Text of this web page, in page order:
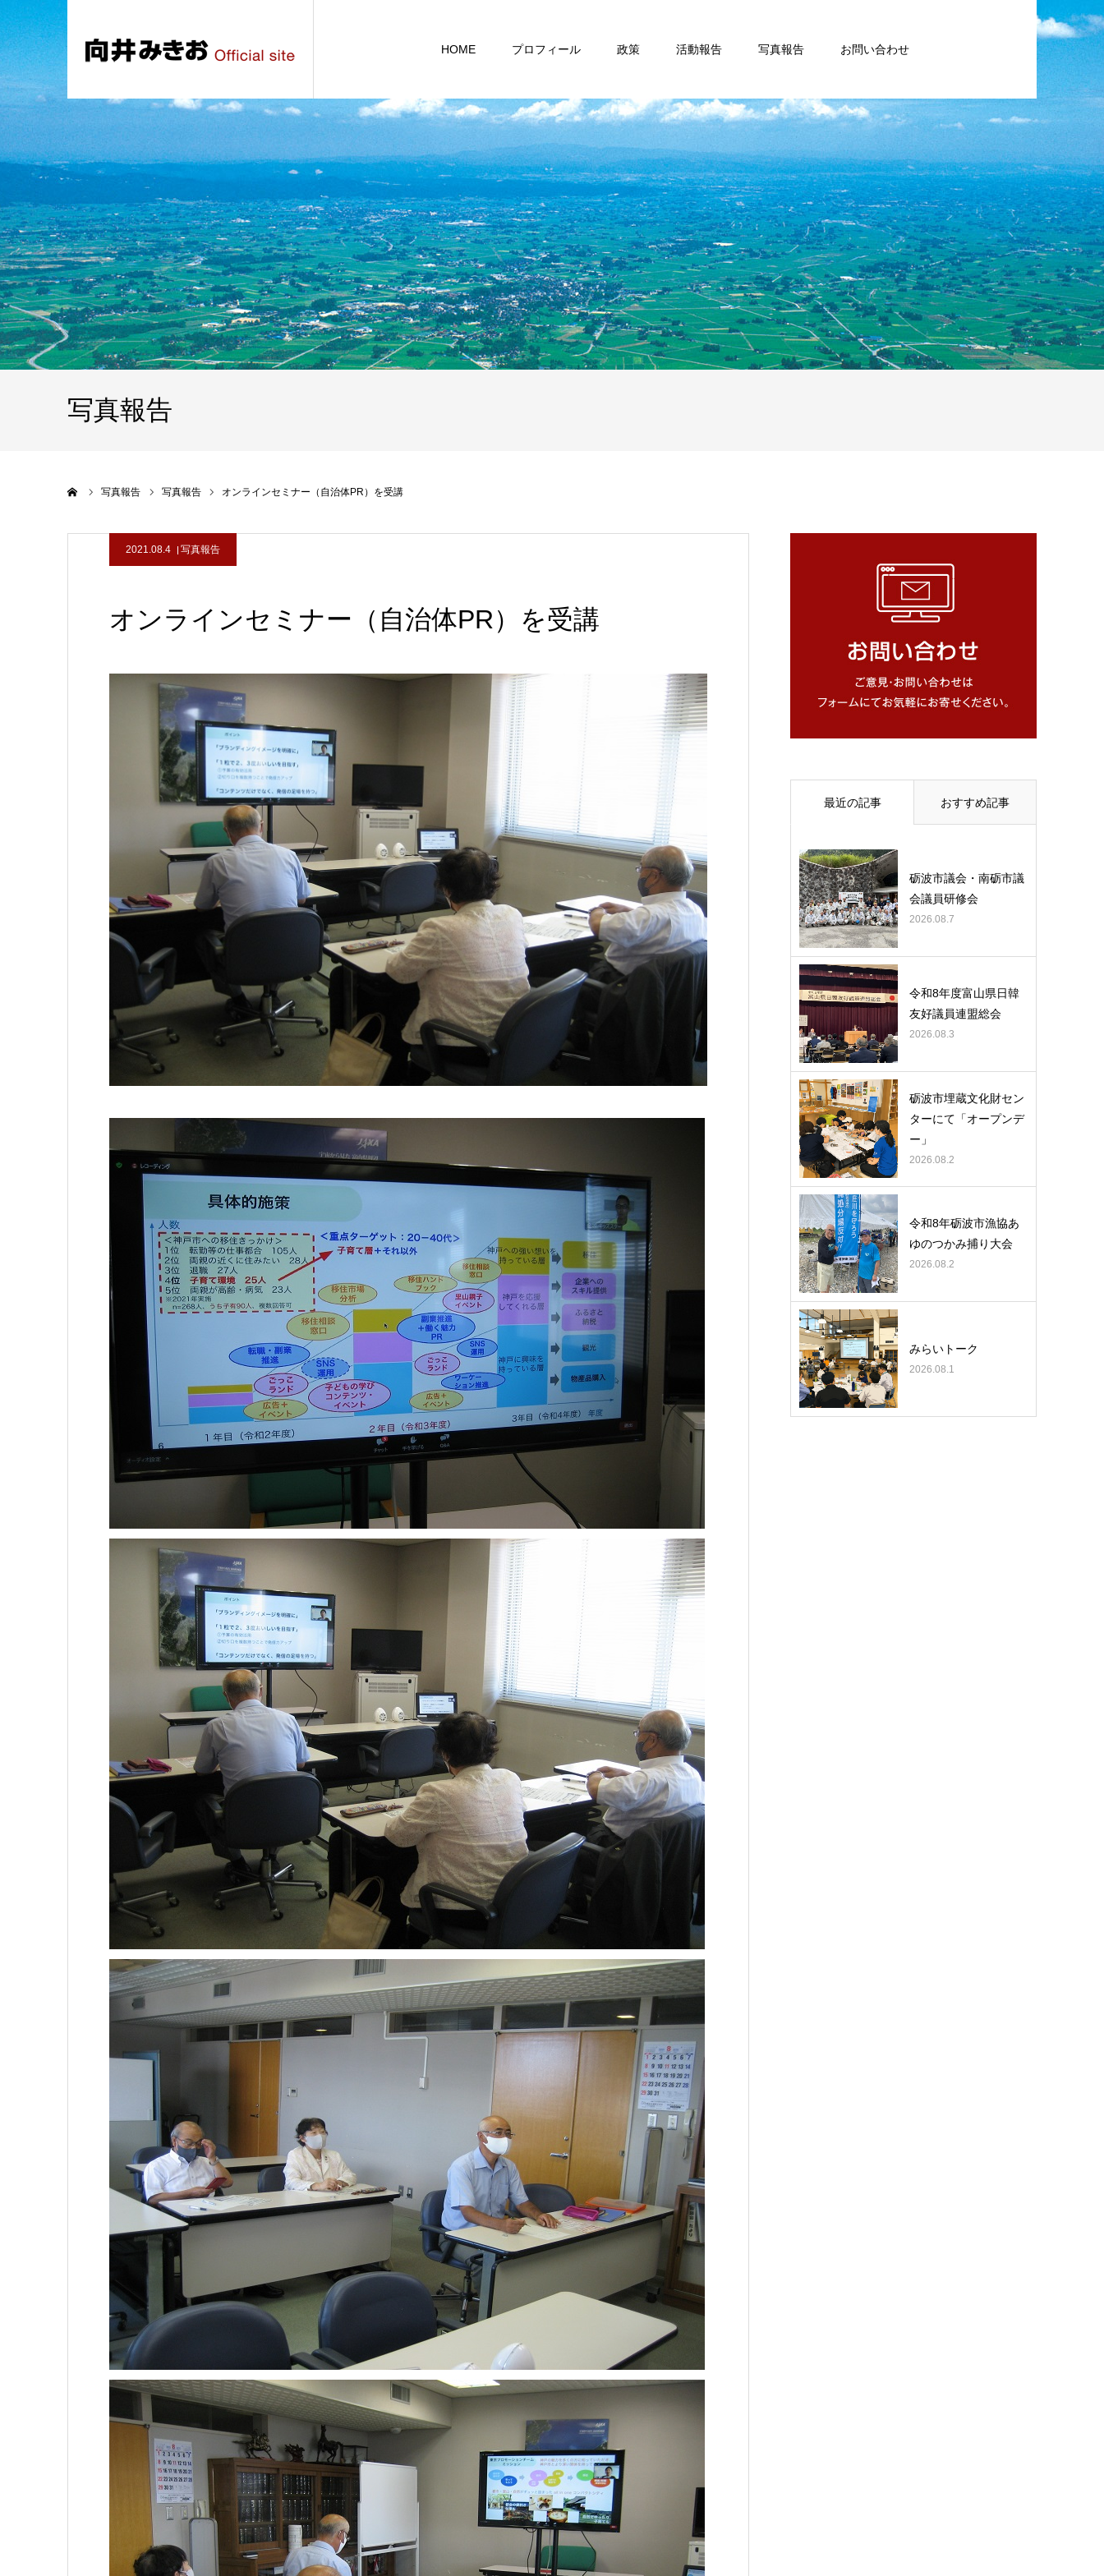
HOME プロフィール 政策 活動報告 写真報告 お問い合わせ
写真報告
写真報告 写真報告 オンラインセミナー（自治体PR）を受講
2021.08.4 写真報告
オンラインセミナー（自治体PR）を受講
最近の記事 おすすめ記事
砺波市議会・南砺市議
会議員研修会
2026.08.7
令和8年度富山県日韓
友好議員連盟総会
2026.08.3
砺波市埋蔵文化財セン
ターにて「オープンデ
ー」
2026.08.2
令和8年砺波市漁協あ
ゆのつかみ捕り大会
2026.08.2
みらいトーク
2026.08.1